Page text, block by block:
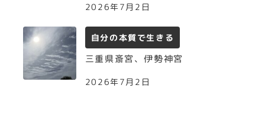
2026年7月2日
自分の本質で生きる
三重県斎宮、伊勢神宮
2026年7月2日